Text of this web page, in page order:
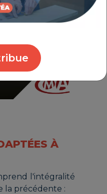
À
l'intégralité
la précédente :